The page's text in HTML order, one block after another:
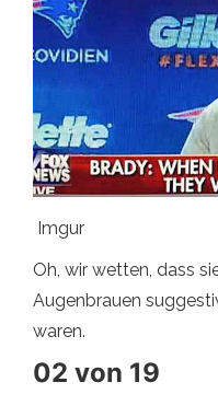
Imgur
Oh, wir wetten, dass
Augenbrauen
waren.
02 von 19